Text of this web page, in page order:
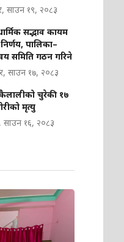
साउन १९, २०८३
सद्भाव कायम
पालिका–
समिति गठन गरिने
साउन १७, २०८३
चुरेकी १७
मृत्यु
साउन १६, २०८३